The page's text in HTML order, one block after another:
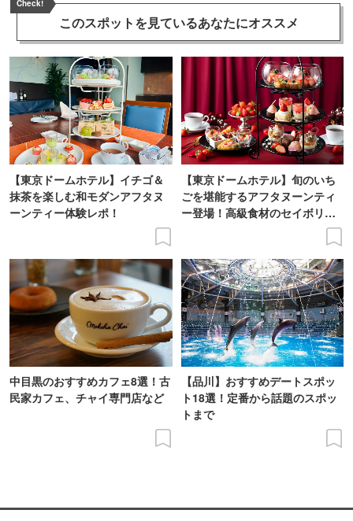
Check!
このスポットを見ているあなたにオススメ
【東京ドームホテル】イチゴ＆
抹茶を楽しむ和モダンアフタヌ
ーンティー体験レポ！
【東京ドームホテル】旬のいち
ごを堪能するアフタヌーンティ
ー登場！高級食材のセイボリー
中目黒のおすすめカフェ8選！古
民家カフェ、チャイ専門店など
【品川】おすすめデートスポッ
ト18選！定番から話題のスポッ
トまで